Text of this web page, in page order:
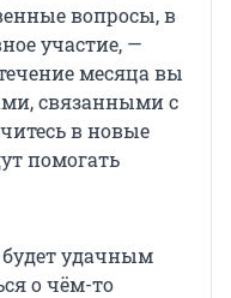
вопросы, в
участие, —
месяца вы
связанными с
в новые
помогать
будет удачным
о чём-то